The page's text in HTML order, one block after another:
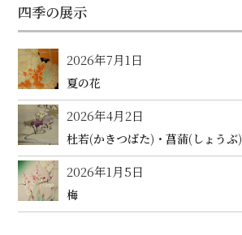
四季の展示
2026年7月1日
夏の花
2026年4月2日
杜若(かきつばた)・菖蒲(しょうぶ)
2026年1月5日
梅